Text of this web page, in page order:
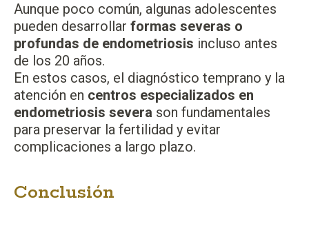
Aunque poco común, algunas adolescentes
pueden desarrollar formas severas o
profundas de endometriosis incluso antes
de los 20 años.
En estos casos, el diagnóstico temprano y la
atención en centros especializados en
endometriosis severa son fundamentales
para preservar la fertilidad y evitar
complicaciones a largo plazo.
Conclusión